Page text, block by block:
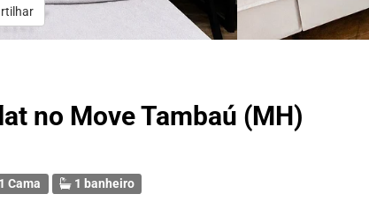
no Move Tambaú (MH)
1 Cama 1 banheiro